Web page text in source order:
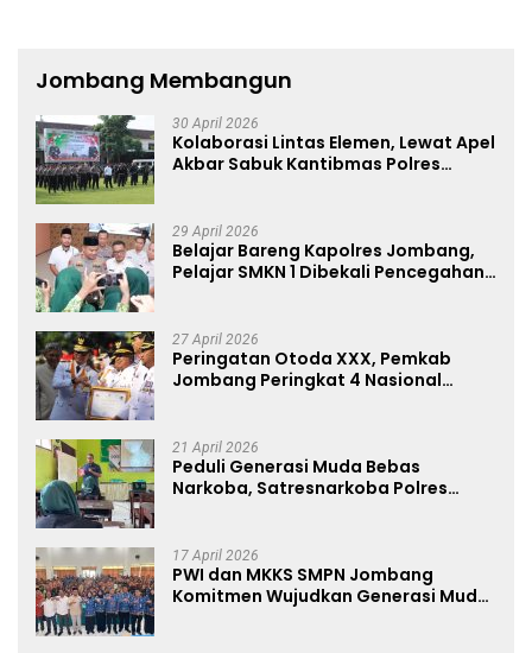
Jombang Membangun
30 April 2026
Kolaborasi Lintas Elemen, Lewat Apel
Akbar Sabuk Kantibmas Polres
29 April 2026
Belajar Bareng Kapolres Jombang,
Pelajar SMKN 1 Dibekali Pencegahan
27 April 2026
Peringatan Otoda XXX, Pemkab
Jombang Peringkat 4 Nasional
21 April 2026
Peduli Generasi Muda Bebas
Narkoba, Satresnarkoba Polres
17 April 2026
PWI dan MKKS SMPN Jombang
Komitmen Wujudkan Generasi Muda